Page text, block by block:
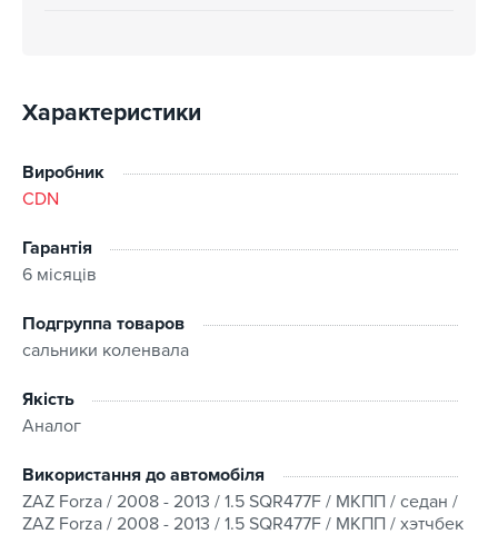
Характеристики
Виробник
CDN
Гарантія
6 місяців
Подгруппа товаров
сальники коленвала
Якість
Аналог
Використання до автомобіля
ZAZ Forza / 2008 - 2013 / 1.5 SQR477F / МКПП / седан /
ZAZ Forza / 2008 - 2013 / 1.5 SQR477F / МКПП / хэтчбек